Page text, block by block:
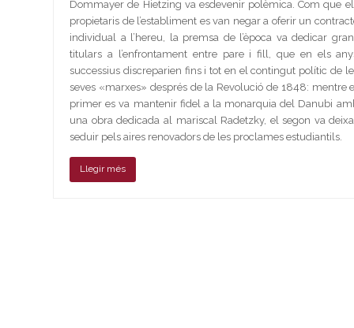
Dommayer de Hietzing va esdevenir polèmica. Com que
propietaris de l’establiment es van negar a oferir un
individual a l’hereu, la premsa de l’època va dedicar
titulars a l’enfrontament entre pare i fill, que en els
successius discreparien fins i tot en el contingut polític de
seves «marxes» després de la Revolució de 1848: mentre
primer es va mantenir fidel a la monarquia del Danubi
una obra dedicada al mariscal Radetzky, el segon va
seduir pels aires renovadors de les proclames estudiantils.
Llegir més